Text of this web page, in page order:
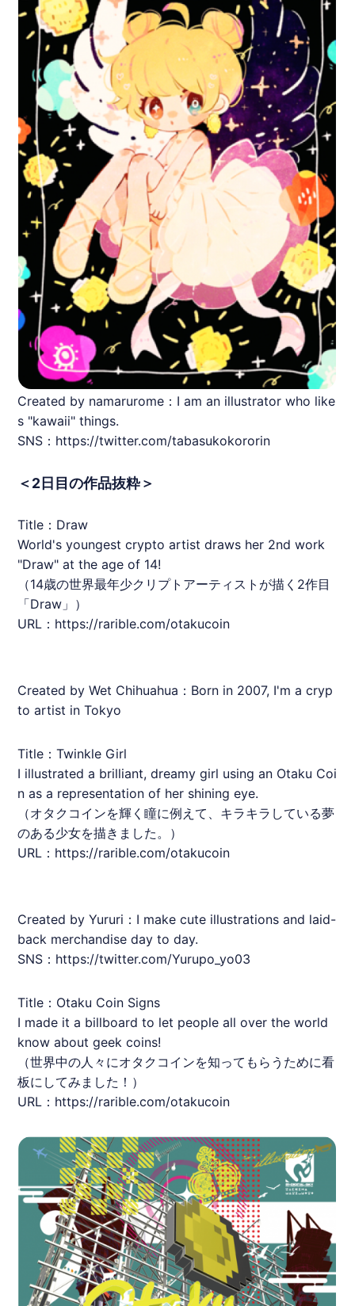
Created by namarurome：I am an illustrator who like
s "kawaii" things.
SNS：https://twitter.com/tabasukokororin
＜2日目の作品抜粋＞
Title：Draw
World's youngest crypto artist draws her 2nd work
"Draw" at the age of 14!
（14歳の世界最年少クリプトアーティストが描く2作目
「Draw」）
URL： https://rarible.com/otakucoin
Created by Wet Chihuahua：Born in 2007, I'm a cryp
to artist in Tokyo
Title：Twinkle Girl
I illustrated a brilliant, dreamy girl using an Otaku Coi
n as a representation of her shining eye.
（オタクコインを輝く瞳に例えて、キラキラしている夢
のある少女を描きました。）
URL： https://rarible.com/otakucoin
Created by Yururi：I make cute illustrations and laid-
back merchandise day to day.
SNS：https://twitter.com/Yurupo_yo03
Title：Otaku Coin Signs
I made it a billboard to let people all over the world
know about geek coins!
（世界中の人々にオタクコインを知ってもらうために看
板にしてみました！）
URL： https://rarible.com/otakucoin